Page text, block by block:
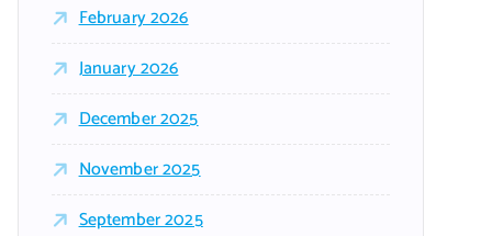
February 2026
January 2026
December 2025
November 2025
September 2025